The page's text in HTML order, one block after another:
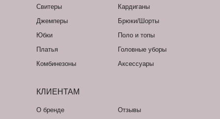
КЛИЕНТАМ
Отзывы
О бренде
Свитеры
Джемперы
Кардиганы
Брюки/Шорты
Поло и топы
Головные уборы
Аксессуары
Платья
Комбинезоны
Юбки